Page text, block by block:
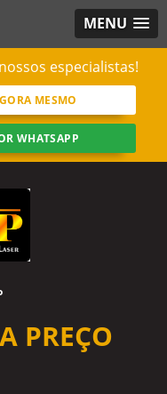
MENU
especialistas!
MESMO
WHATSAPP
PREÇO